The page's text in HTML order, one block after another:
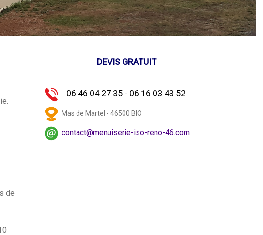
de
DEVIS GRATUIT
06 46 04 27 35 - 06 16 03 43 52
Mas de Martel - 46500 BIO
contact@menuiserie-iso-reno-46.com